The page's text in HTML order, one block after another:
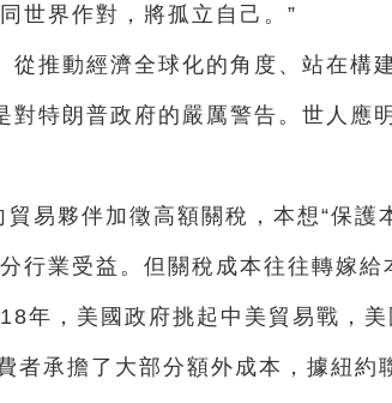
世界作對，將孤立自己。”
從推動經濟全球化的角度、站在構
對特朗普政府的嚴厲警告。世人應
易夥伴加徵高額關稅，本想“保護
行業受益。但關稅成本往往轉嫁給
年，美國政府挑起中美貿易戰，美
者承擔了大部分額外成本，據紐約